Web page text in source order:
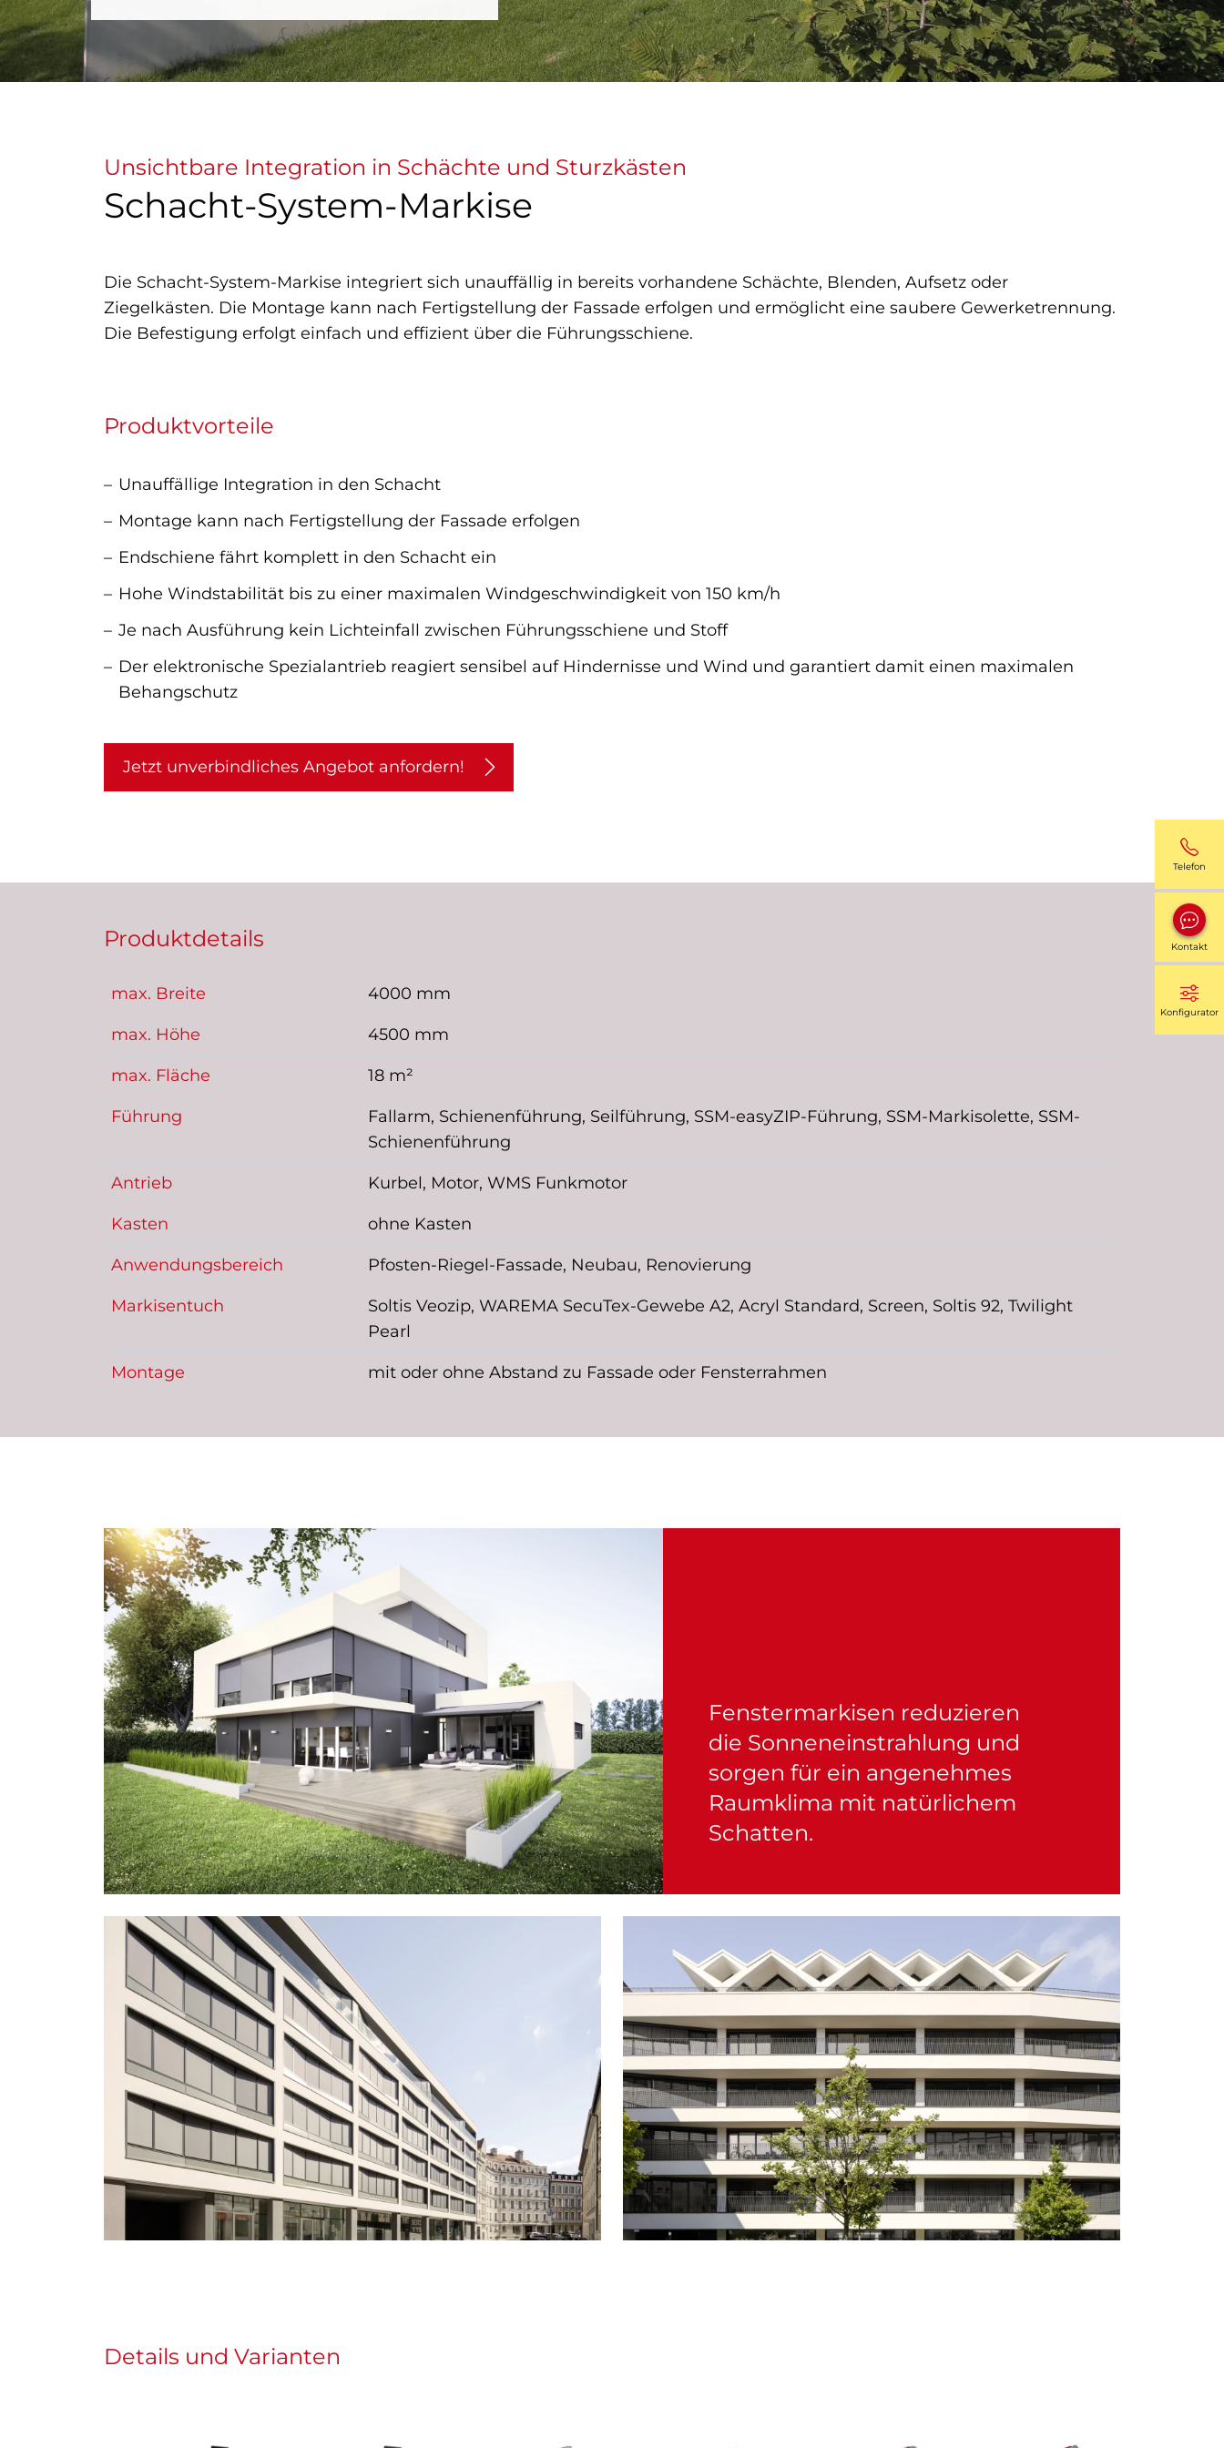
Unsichtbare Integration in Schächte und Sturzkästen
Schacht-System-Markise
Die Schacht-System-Markise integriert sich unauffällig in bereits vorhandene Schächte, Blenden, Aufsetz oder
Ziegelkästen. Die Montage kann nach Fertigstellung der Fassade erfolgen und ermöglicht eine saubere Gewerketrennung.
Die Befestigung erfolgt einfach und effizient über die Führungsschiene.
Produktvorteile
Unauffällige Integration in den Schacht
Montage kann nach Fertigstellung der Fassade erfolgen
Endschiene fährt komplett in den Schacht ein
Hohe Windstabilität bis zu einer maximalen Windgeschwindigkeit von 150 km/h
Je nach Ausführung kein Lichteinfall zwischen Führungsschiene und Stoff
Der elektronische Spezialantrieb reagiert sensibel auf Hindernisse und Wind und garantiert damit einen maximalen
Behangschutz
Jetzt unverbindliches Angebot anfordern!
Produktdetails
max. Breite 4000 mm
max. Höhe 4500 mm
max. Fläche 18 m²
Führung
Fallarm, Schienenführung, Seilführung, SSM-easyZIP-Führung, SSM-Markisolette, SSM-
Schienenführung
Antrieb Kurbel, Motor, WMS Funkmotor
Kasten ohne Kasten
Anwendungsbereich Pfosten-Riegel-Fassade, Neubau, Renovierung
Markisentuch
Soltis Veozip, WAREMA SecuTex-Gewebe A2, Acryl Standard, Screen, Soltis 92, Twilight
Pearl
Montage mit oder ohne Abstand zu Fassade oder Fensterrahmen
Fenstermarkisen reduzieren
die Sonneneinstrahlung und
sorgen für ein angenehmes
Raumklima mit natürlichem
Schatten.
Details und Varianten
Telefon
Kontakt
Konfigurator